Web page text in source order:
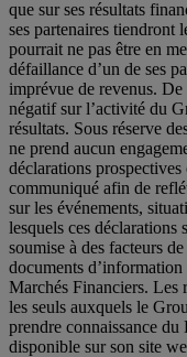
que sur ses résultats
ses partenaires tiendront
pourrait ne pas être en
défaillance d’un de ses
imprévue de revenus.
négatif sur l’activité du
résultats. Sous réserve
ne prend aucun
déclarations
communiqué afin de
sur les événements,
lesquels ces déclarations
soumise à des facteurs
documents
Marchés Financiers. Les
les seuls auxquels le
prendre connaissance
disponible sur son site